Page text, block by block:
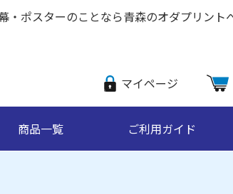
・ポスターのことなら青森のオダプリント
マイページ
商品一覧 ご利用ガイド